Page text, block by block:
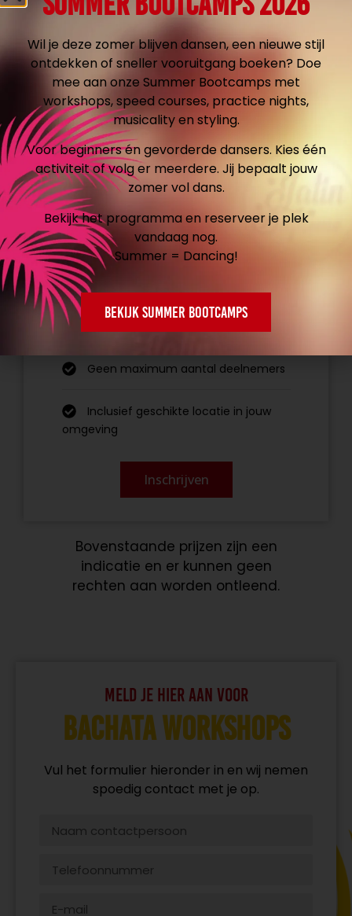
omgeving
Inschrijven
Workshop 1,5 uur
Zaterdag
€2899
Geen maximum aantal deelnemers
Inclusief geschikte locatie in jouw
omgeving
Inschrijven
Bovenstaande prijzen zijn een
indicatie en er kunnen geen
rechten aan worden ontleend.
Meld je hier aan voor
Bachata workshops
Vul het formulier hieronder in en wij nemen
spoedig contact met je op.
Wil je deze zomer blijven dansen, een nieuwe stijl
ontdekken of sneller vooruitgang boeken? Doe
mee aan onze Summer Bootcamps met
workshops, speed courses, practice nights,
musicality en styling.
Voor beginners én gevorderde dansers. Kies één
activiteit of volg er meerdere. Jij bepaalt jouw
zomer vol dans.
Bekijk het programma en reserveer je plek
vandaag nog.
Summer = Dancing!
Bekijk Summer Bootcamps